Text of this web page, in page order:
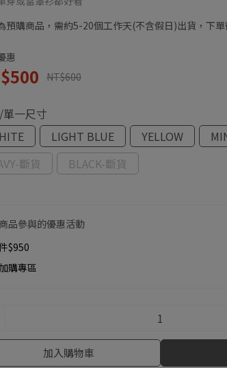
預購商品，需約5-20個工作天(不含假日)出貨，下
惠
NT$600
一尺寸
LIGHT BLUE YELLOW
斷貨
BLACK-斷貨
品參與的優惠活動
$950
購專區
加入購物車